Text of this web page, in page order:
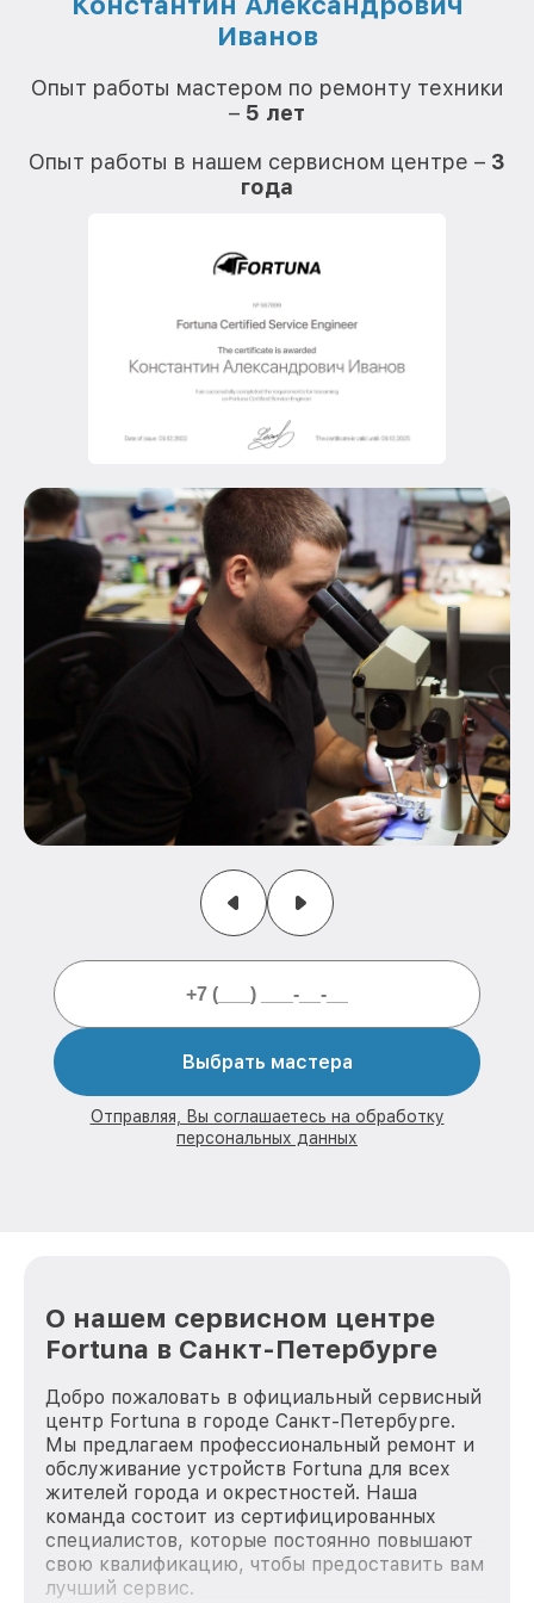
Иванов
Опыт работы мастером по ремонту техники
– 5 лет
Опыт работы в нашем сервисном центре – 3
года
Выбрать мастера
Отправляя, Вы соглашаетесь на обработку
персональных данных
О нашем сервисном центре
Fortuna в Санкт-Петербурге
Добро пожаловать в официальный сервисный
центр Fortuna в городе Санкт-Петербурге.
Мы предлагаем профессиональный ремонт и
обслуживание устройств Fortuna для всех
жителей города и окрестностей. Наша
команда состоит из сертифицированных
специалистов, которые постоянно повышают
свою квалификацию, чтобы предоставить вам
лучший сервис.